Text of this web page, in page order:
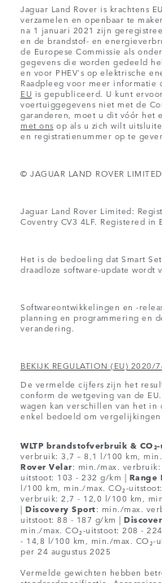
Jaguar Land Rover is krachtens
verzamelen en openbaar te
na 1 januari 2021 zijn
en de brandstof- en
de Europese Commissie als
gegevens die worden gedeeld
en voor PHEV's op elektrische
Raadpleeg voor meer
EU is gepubliceerd. U kunt
voertuiggegevens niet met de
garanderen, moet u dit vóór het
met ons op als u zich wilt
en registratienummer op te
© JAGUAR LAND ROVER
Jaguar Land Rover Limited:
Coventry CV3 4LF. Registered in
Het is de bedoeling dat Smart
draadloze software-update wordt
Softwareontwikkelingen en -
planning en programmering en
verandering.
BEKIJK REGULATION (EU) 2020/
De vermelde cijfers zijn het
conform de wetgeving van de
wagen kan verschillen van het
enkel bedoeld om vergelijkingen
WLTP brandstofverbruik &
verbruik: 3,7 – 8,1 l/100 km,
Rover Velar: min./max.
uitstoot: 103 - 232 g/km | Range
l/100 km, min./max. CO₂-
verbruik: 2,7 - 12,0 l/100 km,
| Discovery Sport: min./max.
uitstoot: 88 - 187 g/km |
min./max. CO₂-uitstoot: 208 -
- 14,8 l/100 km, min./max. CO₂-
per 24 augustus 2025
Vermelde gewichten hebben